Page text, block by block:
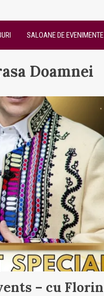
SALOANE DE EVENIMENTE
Doamnei
– cu Florin